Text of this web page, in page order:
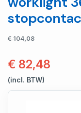
€ 104,08
€ 82,48
(incl. BTW)